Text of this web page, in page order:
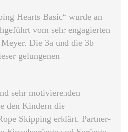
Hearts Basic“ wurde an
vom sehr engagierten
Die 3a und die 3b
gelungenen
sehr motivierenden
den Kindern die
Skipping erklärt. Partner-